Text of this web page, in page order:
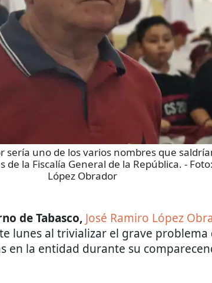
sería uno de los varios nombres que
de la Fiscalía General de la República. - Foto:
López Obrador
de Tabasco, José Ramiro López
lunes al trivializar el grave problema
en la entidad durante su